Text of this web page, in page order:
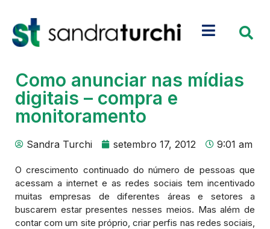
Como anunciar nas mídias
digitais – compra e
monitoramento
Sandra Turchi setembro 17, 2012 9:01 am
O crescimento continuado do número de pessoas que
acessam a internet e as redes sociais tem incentivado
muitas empresas de diferentes áreas e setores a
buscarem estar presentes nesses meios. Mas além de
contar com um site próprio, criar perfis nas redes sociais,